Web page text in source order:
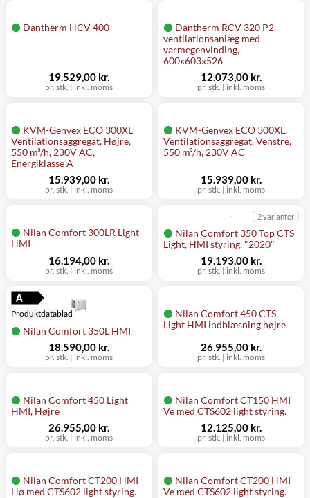
Dantherm HCV 400
pr. stk. | inkl. moms
19.529,00 kr.
Dantherm RCV 320 P2
ventilationsanlæg med
varmegenvinding,
600x603x526
pr. stk. | inkl. moms
12.073,00 kr.
KVM-Genvex ECO 300XL
Ventilationsaggregat, Højre,
550 m³/h, 230V AC,
Energiklasse A
pr. stk. | inkl. moms
15.939,00 kr.
KVM-Genvex ECO 300XL,
Ventilationsaggregat, Venstre,
550 m³/h, 230V AC
pr. stk. | inkl. moms
15.939,00 kr.
Nilan Comfort 300LR Light
HMI
pr. stk. | inkl. moms
16.194,00 kr.
Nilan Comfort 350 Top CTS
Light, HMI styring, "2020"
2 varianter
pr. stk. | inkl. moms
19.193,00 kr.
Nilan Comfort 350L HMI
Produktdatablad
pr. stk. | inkl. moms
18.590,00 kr.
Nilan Comfort 450 CTS
Light HMI indblæsning højre
pr. stk. | inkl. moms
26.955,00 kr.
Nilan Comfort 450 Light
HMI, Højre
pr. stk. | inkl. moms
26.955,00 kr.
Nilan Comfort CT150 HMI
Ve med CTS602 light styring.
pr. stk. | inkl. moms
12.125,00 kr.
Nilan Comfort CT200 HMI
Hø med CTS602 light styring.
Nilan Comfort CT200 HMI
Ve med CTS602 light styring.